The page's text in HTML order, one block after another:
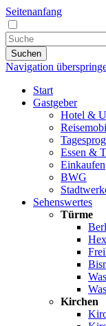
Seitenanfang
Suchen
Navigation
Start
Gastgeber
Hotel &
Essen &
Einkaufen
BWG
Sehenswertes
Türme
Kirchen